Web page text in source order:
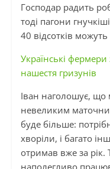
Господар радить
тоді пагони
40 відсотків
Українські фермери
нашестя гризунів
Іван наголошує, що
невеликим
буде більше:
хворіли, і багато
отримав вже за
наполегливо